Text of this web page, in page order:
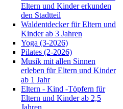
Eltern und Kinder erkunden
den Stadtteil
Waldentdecker für Eltern und
Kinder ab 3 Jahren
Yoga (3-2026)
Pilates (2-2026)
Musik mit allen Sinnen
erleben für Eltern und Kinder
ab 1 Jahr
Eltern - Kind -Töpfern für
Eltern und Kinder ab 2,5
Jahren